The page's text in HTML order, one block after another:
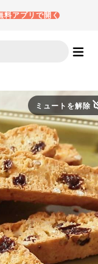
料アプリで開く
ミュートを解除